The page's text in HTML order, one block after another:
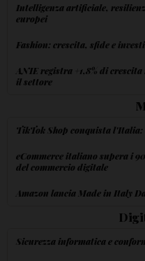
Intelligenza artificiale,
europei
Fashion: crescita, sfide e
ANIE registra +1,8% di
il settore
TikTok Shop conquista
eCommerce italiano supera i
del commercio digitale
Amazon lancia Made in Italy
Sicurezza informatica e